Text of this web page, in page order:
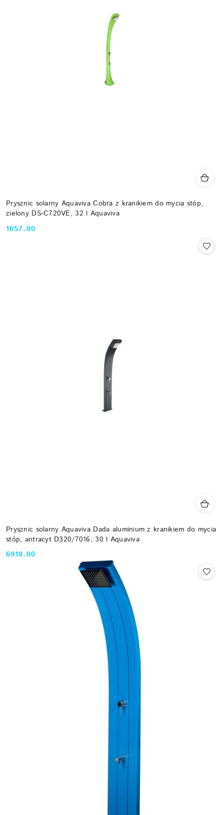
Prysznic solarny Aquaviva Cobra z kranikiem do mycia stóp,
zielony DS-C720VE, 32 l Aquaviva
Cena:
1657.00
Prysznic solarny Aquaviva Dada aluminium z kranikiem do mycia
stóp, antracyt D320/7016, 30 l Aquaviva
Cena:
6910.00